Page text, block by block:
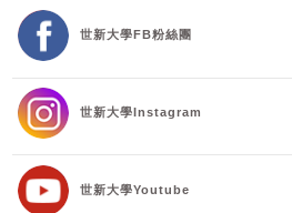
世新大學FB粉絲團
世新大學Instagram
世新大學Youtube